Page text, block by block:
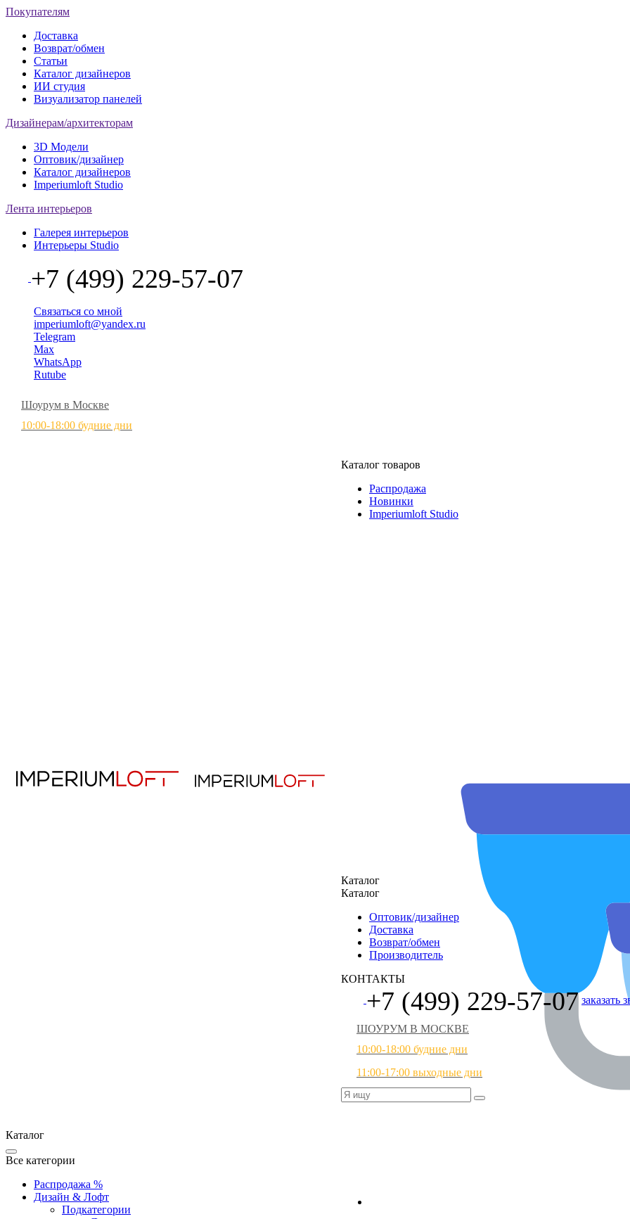
Покупателям
Доставка
Возврат/обмен
Статьи
Каталог дизайнеров
ИИ студия
Визуализатор панелей
Дизайнерам/архитекторам
3D Модели
Оптовик/дизайнер
Каталог дизайнеров
Imperiumloft Studio
Лента интерьеров
Галерея интерьеров
Интерьеры Studio
+7 (499) 229-57-07
Связаться со мной
imperiumloft@yandex.ru
Telegram
Max
WhatsApp
Rutube
Шоурум в Москве
10:00-18:00 будние дни
Каталог товаров
Распродажа
Новинки
Imperiumloft Studio
Каталог
Каталог
Оптовик/дизайнер
Доставка
Возврат/обмен
Производитель
КОНТАКТЫ
+7 (499) 229-57-07 заказать
ШОУРУМ В МОСКВЕ
10:00-18:00 будние дни
11:00-17:00 выходные дни
Каталог
Все категории
Распродажа %
Дизайн & Лофт
Подкатегории